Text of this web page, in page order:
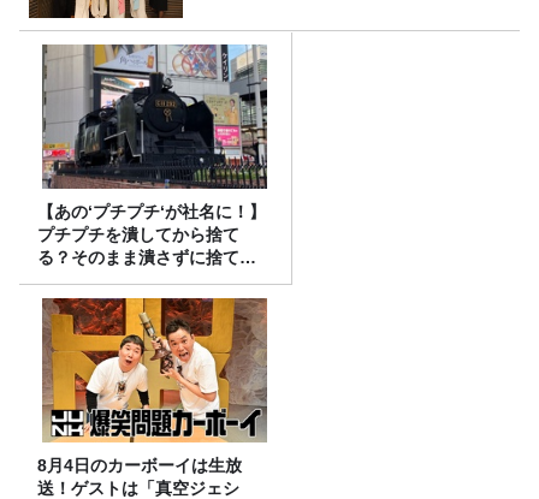
【あの‘プチプチ‘が社名に！】
プチプチを潰してから捨て
る？そのまま潰さずに捨て
る？
8月4日のカーボーイは生放
送！ゲストは「真空ジェシ